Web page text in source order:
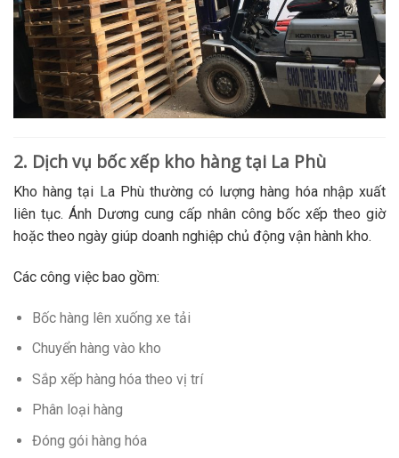
2. Dịch vụ bốc xếp kho hàng tại La Phù
Kho hàng tại La Phù thường có lượng hàng hóa nhập xuất
liên tục. Ánh Dương cung cấp nhân công bốc xếp theo giờ
hoặc theo ngày giúp doanh nghiệp chủ động vận hành kho.
Các công việc bao gồm:
Bốc hàng lên xuống xe tải
Chuyển hàng vào kho
Sắp xếp hàng hóa theo vị trí
Phân loại hàng
Đóng gói hàng hóa